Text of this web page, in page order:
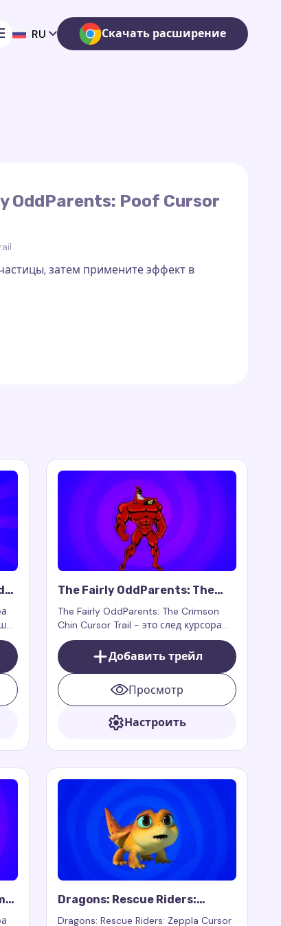
RU Скачать расширение
OddParents: Poof Cursor
затем примените эффект в
The Fairly OddParents: The
Crimson Chin Cursor Trail
The Fairly OddParents: The Crimson
Chin Cursor Trail - это след курсора
для мыши, который добавляет
героический стиль и нотку
супергеройской харизмы вашему
браузеру.
Добавить трейл
Просмотр
Настроить
Dragons: Rescue Riders:
Zeppla Cursor Trail
Dragons: Rescue Riders: Zeppla Cursor